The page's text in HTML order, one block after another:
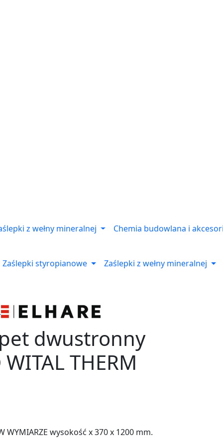
z wełny mineralnej Chemia budowlana i
Zaślepki styropianowe Zaślepki z wełny mineralnej
dwustronny
WITAL THERM
WYMIARZE wysokość x 370 x 1200 mm.